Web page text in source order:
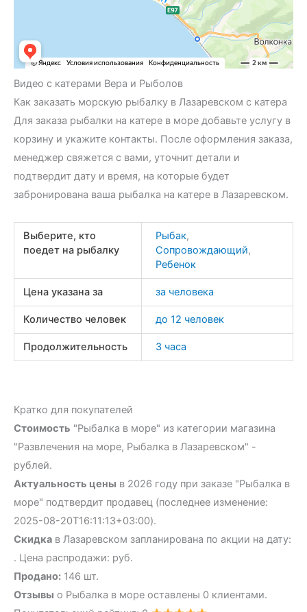
Видео с катерами Вера и Рыболов
Как заказать морскую рыбалку в Лазаревском с катера
Для заказа рыбалки на катере в море добавьте услугу в
корзину и укажите контакты. После оформления заказа,
менеджер свяжется с вами, уточнит детали и
подтвердит дату и время, на которые будет
забронирована ваша рыбалка на катере в Лазаревском.
Выберите, кто
поедет на рыбалку
Рыбак,
Сопровождающий,
Ребенок
Цена указана за за человека
Количество человек до 12 человек
Продолжительность 3 часа
Кратко для покупателей
Стоимость "Рыбалка в море" из категории магазина
"Развлечения на море, Рыбалка в Лазаревском" -
рублей.
Актуальность цены в 2026 году при заказе "Рыбалка в
море" подтвердит продавец (последнее изменение:
2025-08-20T16:11:13+03:00).
Скидка в Лазаревском запланирована по акции на дату:
. Цена распродажи: руб.
Продано: 146 шт.
Отзывы о Рыбалка в море оставлены 0 клиентами.